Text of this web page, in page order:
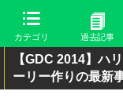
カテゴリ 過去記事
【GDC 2014】ハ
ーリー作りの最新